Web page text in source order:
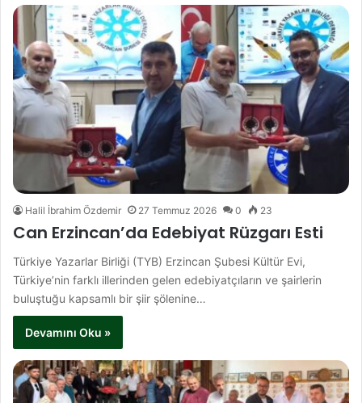
Halil İbrahim Özdemir 27 Temmuz 2026 0 23
Can Erzincan’da Edebiyat Rüzgarı Esti
Türkiye Yazarlar Birliği (TYB) Erzincan Şubesi Kültür Evi,
Türkiye’nin farklı illerinden gelen edebiyatçıların ve şairlerin
buluştuğu kapsamlı bir şiir şölenine…
Devamını Oku »